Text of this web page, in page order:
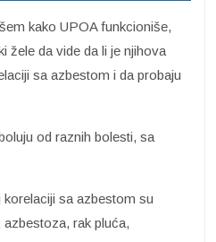
kako UPOA funkcioniše,
žele da vide da li je njihova
sa azbestom i da probaju
od raznih bolesti, sa
sa azbestom su
rak pluća,